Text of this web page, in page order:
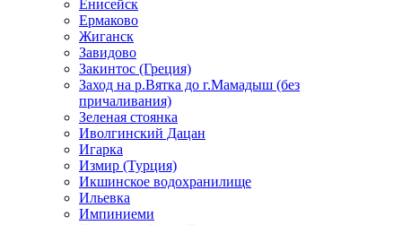
Енисейск
Ермаково
Жиганск
Завидово
Закинтос (Греция)
Заход на р.Вятка до г.Мамадыш (без
причаливания)
Зеленая стоянка
Иволгинский Дацан
Игарка
Измир (Турция)
Икшинское водохранилище
Ильевка
Импиниеми